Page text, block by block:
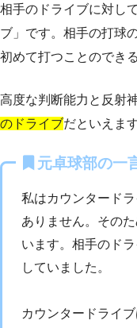
相手のドライブに対し
ブ」です。相手の打球
初めて打つことのでき
高度な判断能力と反射
のドライブだといえます
元卓球部の一
私はカウンタード
ありません。その
います。相手のド
していました。
カウンタードライ